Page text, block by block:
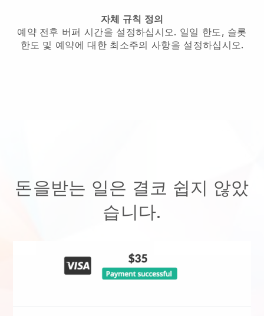
자체 규칙 정의
예약 전후 버퍼 시간을 설정하십시오. 일일 한도, 슬롯
한도 및 예약에 대한 최소주의 사항을 설정하십시오.
돈을받는 일은 결코 쉽지 않았
습니다.